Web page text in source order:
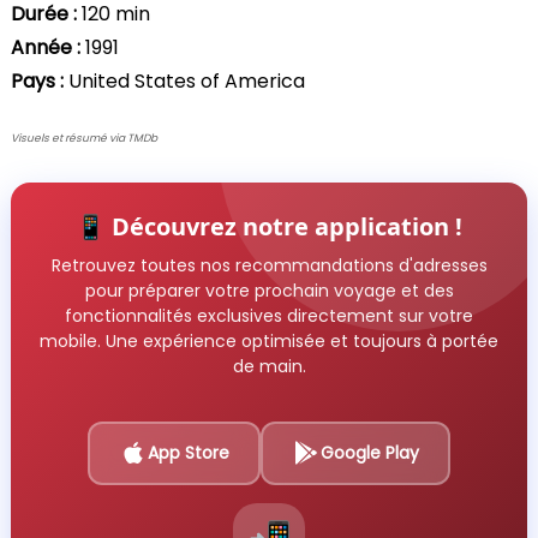
Durée :120 min
Année :1991
Pays : United States of America
Visuels et résumé via TMDb
📱 Découvrez notre application !
Retrouvez toutes nos recommandations d'adresses
pour préparer votre prochain voyage et des
fonctionnalités exclusives directement sur votre
mobile. Une expérience optimisée et toujours à portée
de main.
App Store Google Play